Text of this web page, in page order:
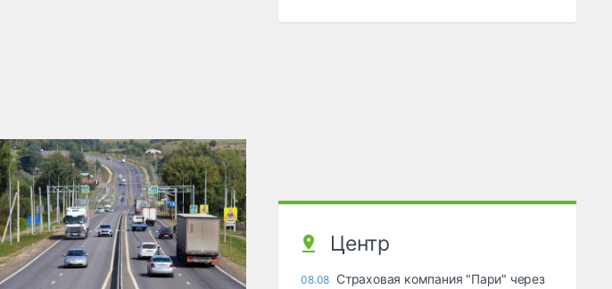
Центр
08.08 Страховая компания "Пари" через